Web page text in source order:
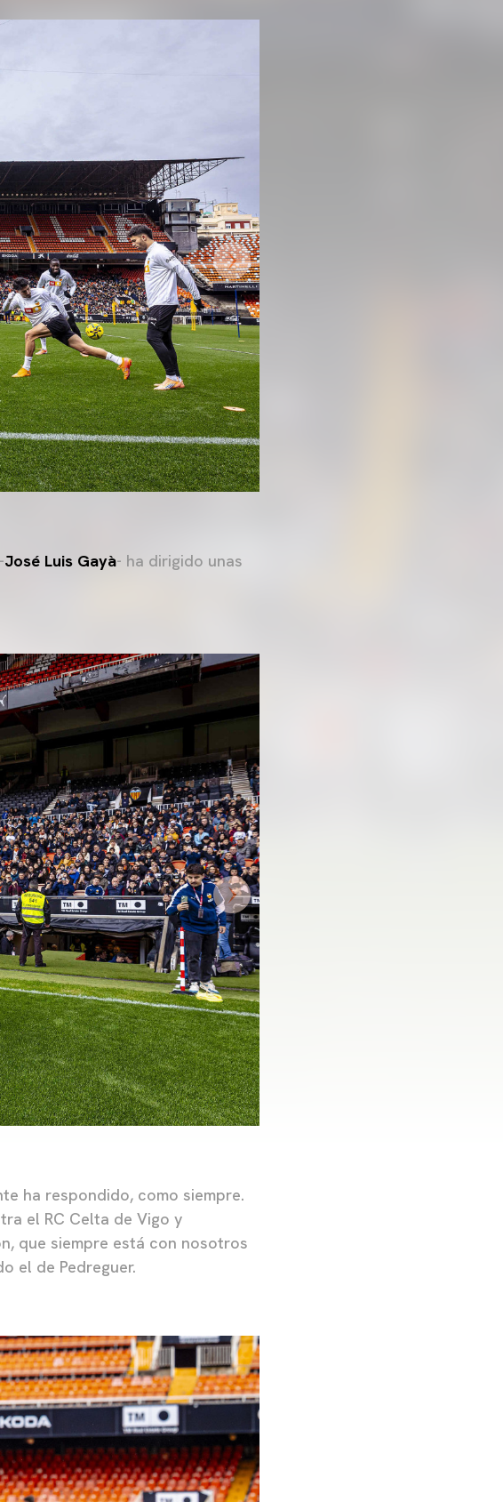
José Luis Gayà- ha dirigido unas
ha respondido, como siempre.
el RC Celta de Vigo y
que siempre está con nosotros
el de Pedreguer.